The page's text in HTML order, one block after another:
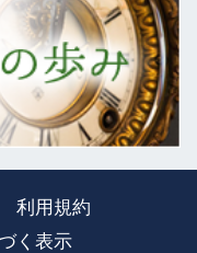
利用規約
く表示